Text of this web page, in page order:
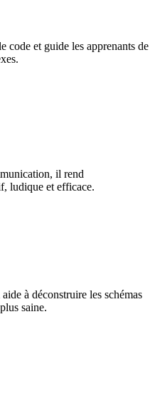
code et guide les apprenants de
il rend
ludique et efficace.
à déconstruire les schémas
saine.